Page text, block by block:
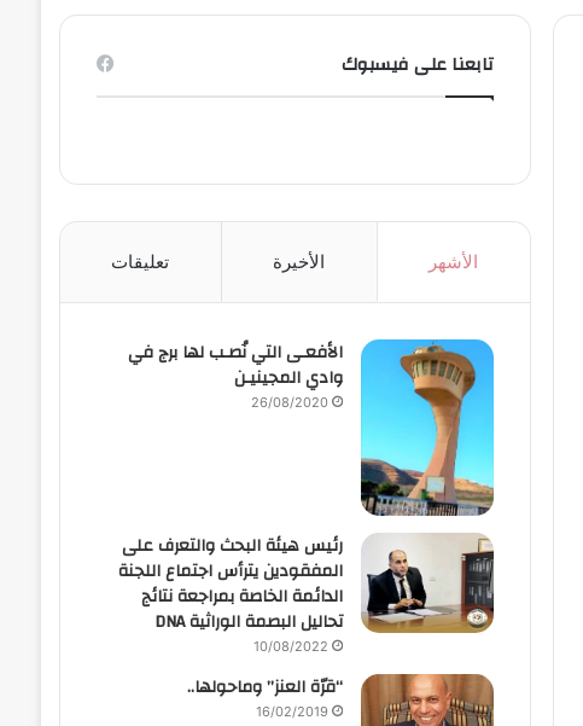
تابعنا على فيسبوك
الأشهر الأخيرة تعليقات
الأفعـى التي نُصـب لها برج في
وادي المجينيـن
26/08/2020
رئيس هيئة البحث والتعرف على
المفقودين يترأس اجتماع اللجنة
الدائمة الخاصة بمراجعة نتائج
تحاليل البصمة الوراثية DNA
10/08/2022
“قرّة العنز” وماحولها..
16/02/2019